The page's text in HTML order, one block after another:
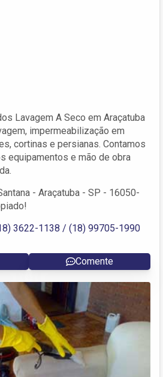
Lavagem A Seco em Araçatuba
impermeabilização em
cortinas e persianas. Contamos
equipamentos e mão de obra
- Araçatuba - SP - 16050-
3622-1138 / (18) 99705-1990
Comente